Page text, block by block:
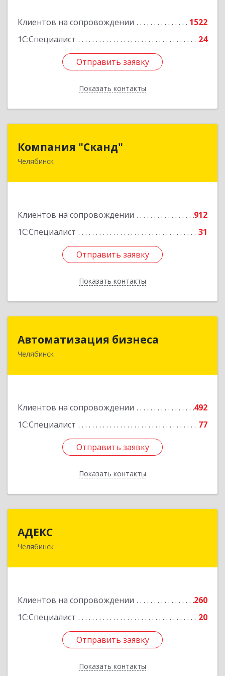
Клиентов на сопровождении
1522
1С:Специалист
24
Отправить заявку
Показать контакты
Отправить заявку
Назад
Компания "Сканд"
Челябинск
Клиентов на сопровождении
912
1С:Специалист
31
Отправить заявку
Показать контакты
Отправить заявку
Назад
Автоматизация бизнеса
Челябинск
Клиентов на сопровождении
492
1С:Специалист
77
Отправить заявку
Показать контакты
Автоматизация бизнеса
454018, Челябинская обл, Челябинский г.о.,
Подробнее
Отправить заявку
Назад
АДЕКС
Челябинск
Клиентов на сопровождении
260
1С:Специалист
20
Отправить заявку
Показать контакты
454080, Челябинская обл, Челябинск г, Смирных
Отправить заявку
Назад